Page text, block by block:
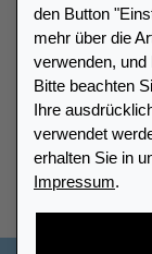
Meinen
den Button
mehr über die
verwenden, und
Bitte beachten
Ihre
verwendet
erhalten Sie in
Impressum.